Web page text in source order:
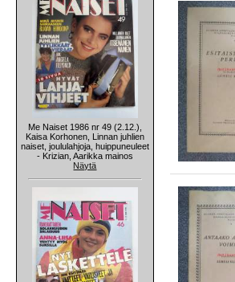
Me Naiset 1986 nr 49 (2.12.),
Kaisa Korhonen, Linnan juhlien
naiset, joululahjoja, huippuneuleet
- Krizian, Aarikka mainos
Näytä